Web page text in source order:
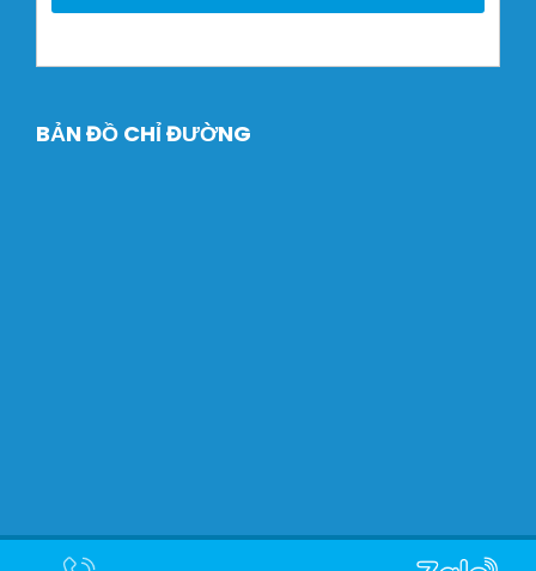
BẢN ĐỒ CHỈ ĐƯỜNG
Copyright © 2024 Máy Xây dựng Dtech. Designed byHalink